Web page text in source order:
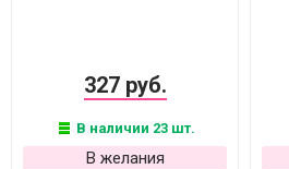
327 руб.
В наличии 23 шт.
В желания